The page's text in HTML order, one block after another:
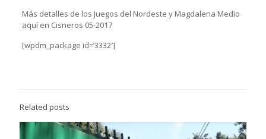
Más detalles de los Juegos del Nordeste y Magdalena Medio
aquí en Cisneros 05-2017
[wpdm_package id=’3332′]
Related posts